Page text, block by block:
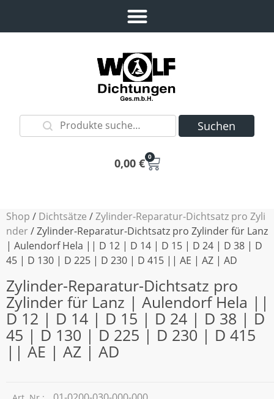
Suchen
0,00 € 0
Shop / Dichtsätze /Zylinder-Reparatur-Dichtsatz pro Zyli
nder/ Zylinder-Reparatur-Dichtsatz pro Zylinder für Lanz
| Aulendorf Hela || D 12 | D 14 | D 15 | D 24 | D 38 | D
45 | D 130 | D 225 | D 230 | D 415 || AE | AZ | AD
Zylinder-Reparatur-Dichtsatz pro
Zylinder für Lanz | Aulendorf Hela ||
D 12 | D 14 | D 15 | D 24 | D 38 | D
45 | D 130 | D 225 | D 230 | D 415
|| AE | AZ | AD